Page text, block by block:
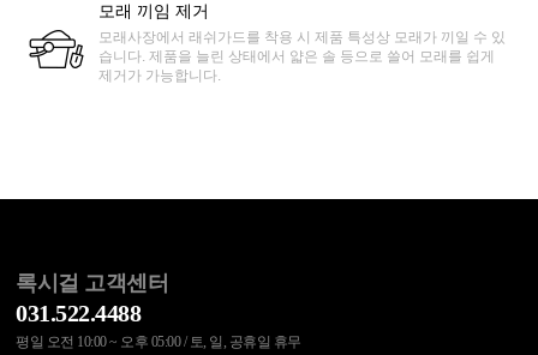
모래 끼임 제거
모래사장에서 래쉬가드를 착용 시 제품 특성상 모래가 끼일 수 있
습니다. 제품을 늘린 상태에서 얇은 솔 등으로 쓸어 모래를 쉽게
제거가 가능합니다.
록시걸 고객센터
031.522.4488
평일 오전 10:00 ~ 오후 05:00 / 토, 일, 공휴일 휴무